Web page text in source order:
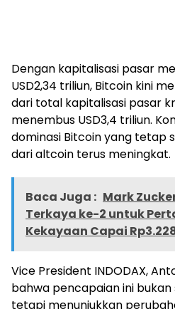
Dengan kapitalisasi pasar
USD2,34 triliun, Bitcoin kini
dari total kapitalisasi pasar
menembus USD3,4 triliun.
dominasi Bitcoin yang tetap
dari altcoin terus meningkat.
Baca Juga : Mark
Terkaya ke-2 untuk
Kekayaan Capai
Vice President INDODAX,
bahwa pencapaian ini
tetapi menunjukkan